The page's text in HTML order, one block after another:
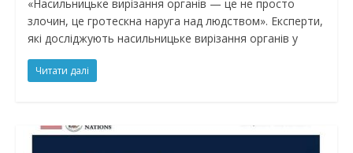
«Насильницьке вирізання органів — це не просто
злочин, це гротескна наруга над людством». Експерти,
які досліджують насильницьке вирізання органів у
Читати далі